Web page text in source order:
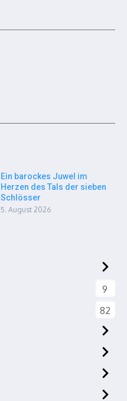
Ein barockes Juwel im
Herzen des Tals der sieben
Schlösser
5. August 2026
9
82